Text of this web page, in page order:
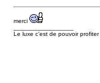
merci
Le luxe c'est de pouvoir